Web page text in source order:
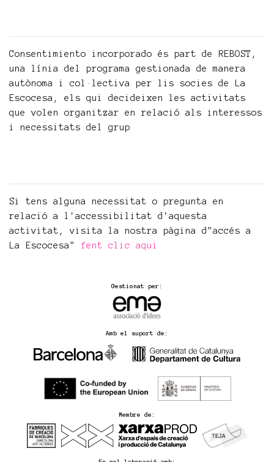
Consentimiento incorporado és part de REBOST,
una línia del programa gestionada de manera
autònoma i col·lectiva per lis socies de La
Escocesa, els qui decideixen les activitats
que volen organitzar en relació als interessos
i necessitats del grup
Si tens alguna necessitat o pregunta en
relació a l'accessibilitat d'aquesta
activitat, visita la nostra pàgina d"accés a
La Escocesa" fent clic aqui
Gestionat per:
Amb el suport de:
Membre de: